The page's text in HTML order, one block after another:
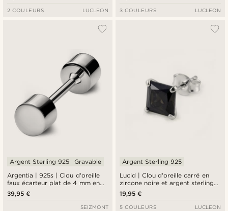
2 COULEURS LUCLEON 3 COULEURS LUCLEON
Argentia | 925s | Clou d'oreille
faux écarteur plat de 4 mm en
argent sterling plaqué rhodium
Argent Sterling 925 Gravable
39,95 €
SEIZMONT
Lucid | Clou d'oreille carré en
zircone noire et argent sterling
925 - 8 mm
Argent Sterling 925
19,95 €
5 COULEURS LUCLEON